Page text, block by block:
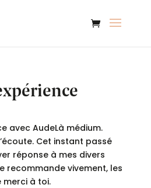
avec AudeLà médium.
Cet instant passé
réponse à mes divers
recommande vivement, les
merci à toi.